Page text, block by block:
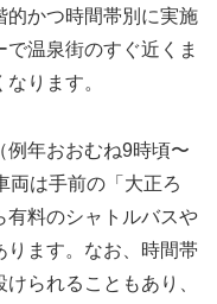
的かつ時間帯別に実施
温泉街のすぐ近くま
ります。
例年おおむね9時頃〜
両は手前の「大正ろ
有料のシャトルバスや
ます。なお、時間帯
られることもあり、